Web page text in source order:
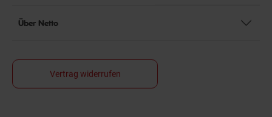
Über Netto
Vertrag widerrufen